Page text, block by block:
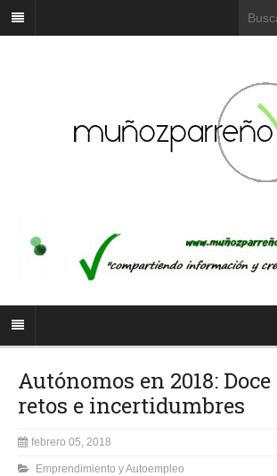
Autónomos en 2018:
retos e incertidumbres
febrero 05, 2018
Emprendimiento y Autoempleo